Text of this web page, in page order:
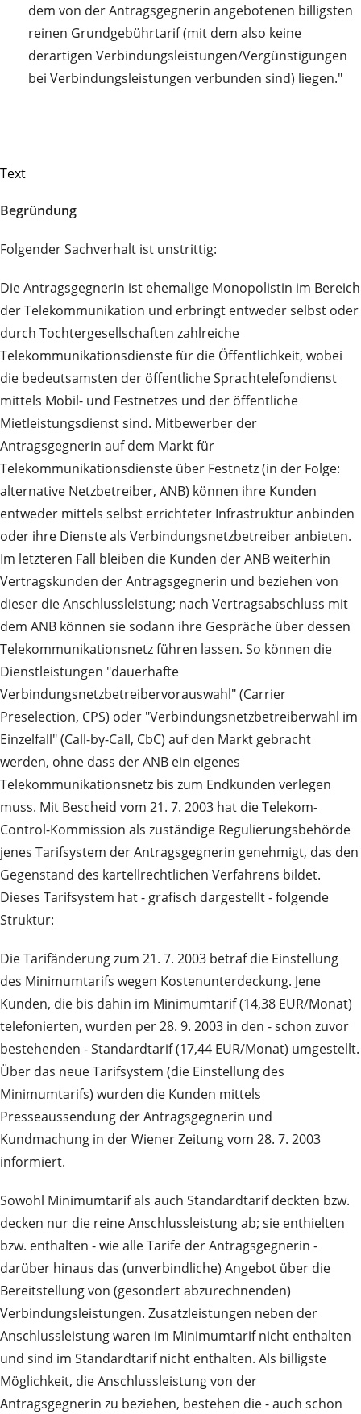
dem von der Antragsgegnerin angebotenen billigsten
reinen Grundgebührtarif (mit dem also keine
derartigen Verbindungsleistungen/Vergünstigungen
bei Verbindungsleistungen verbunden sind) liegen."
Text
Begründung
Folgender Sachverhalt ist unstrittig:
Die Antragsgegnerin ist ehemalige Monopolistin im Bereich
der Telekommunikation und erbringt entweder selbst oder
durch Tochtergesellschaften zahlreiche
Telekommunikationsdienste für die Öffentlichkeit, wobei
die bedeutsamsten der öffentliche Sprachtelefondienst
mittels Mobil- und Festnetzes und der öffentliche
Mietleistungsdienst sind. Mitbewerber der
Antragsgegnerin auf dem Markt für
Telekommunikationsdienste über Festnetz (in der Folge:
alternative Netzbetreiber, ANB) können ihre Kunden
entweder mittels selbst errichteter Infrastruktur anbinden
oder ihre Dienste als Verbindungsnetzbetreiber anbieten.
Im letzteren Fall bleiben die Kunden der ANB weiterhin
Vertragskunden der Antragsgegnerin und beziehen von
dieser die Anschlussleistung; nach Vertragsabschluss mit
dem ANB können sie sodann ihre Gespräche über dessen
Telekommunikationsnetz führen lassen. So können die
Dienstleistungen "dauerhafte
Verbindungsnetzbetreibervorauswahl" (Carrier
Preselection, CPS) oder "Verbindungsnetzbetreiberwahl im
Einzelfall" (Call-by-Call, CbC) auf den Markt gebracht
werden, ohne dass der ANB ein eigenes
Telekommunikationsnetz bis zum Endkunden verlegen
muss. Mit Bescheid vom 21. 7. 2003 hat die Telekom-
Control-Kommission als zuständige Regulierungsbehörde
jenes Tarifsystem der Antragsgegnerin genehmigt, das den
Gegenstand des kartellrechtlichen Verfahrens bildet.
Dieses Tarifsystem hat - grafisch dargestellt - folgende
Struktur:
Die Tarifänderung zum 21. 7. 2003 betraf die Einstellung
des Minimumtarifs wegen Kostenunterdeckung. Jene
Kunden, die bis dahin im Minimumtarif (14,38 EUR/Monat)
telefonierten, wurden per 28. 9. 2003 in den - schon zuvor
bestehenden - Standardtarif (17,44 EUR/Monat) umgestellt.
Über das neue Tarifsystem (die Einstellung des
Minimumtarifs) wurden die Kunden mittels
Presseaussendung der Antragsgegnerin und
Kundmachung in der Wiener Zeitung vom 28. 7. 2003
informiert.
Sowohl Minimumtarif als auch Standardtarif deckten bzw.
decken nur die reine Anschlussleistung ab; sie enthielten
bzw. enthalten - wie alle Tarife der Antragsgegnerin -
darüber hinaus das (unverbindliche) Angebot über die
Bereitstellung von (gesondert abzurechnenden)
Verbindungsleistungen. Zusatzleistungen neben der
Anschlussleistung waren im Minimumtarif nicht enthalten
und sind im Standardtarif nicht enthalten. Als billigste
Möglichkeit, die Anschlussleistung von der
Antragsgegnerin zu beziehen, bestehen die - auch schon